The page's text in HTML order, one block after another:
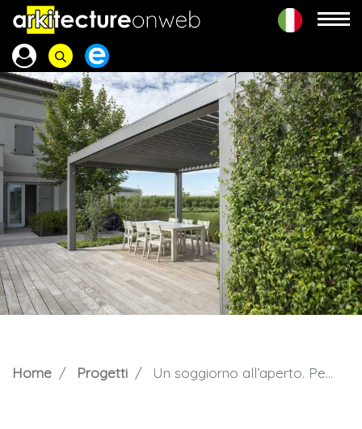
Home Progetti Un soggiorno all’aperto. Pergole bioclimatiche reinterpretano gli spazi tra interno e esterno